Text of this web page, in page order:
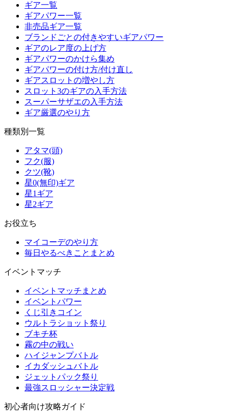
ギア一覧
ギアパワー一覧
非売品ギア一覧
ブランドごとの付きやすいギアパワー
ギアのレア度の上げ方
ギアパワーのかけら集め
ギアパワーの付け方/付け直し
ギアスロットの増やし方
スロット3のギアの入手方法
スーパーサザエの入手方法
ギア厳選のやり方
種類別一覧
アタマ(頭)
フク(服)
クツ(靴)
星0(無印)ギア
星1ギア
星2ギア
お役立ち
マイコーデのやり方
毎日やるべきことまとめ
イベントマッチ
イベントマッチまとめ
イベントパワー
くじ引きコイン
ウルトラショット祭り
ブキチ杯
霧の中の戦い
ハイジャンプバトル
イカダッシュバトル
ジェットパック祭り
最強スロッシャー決定戦
初心者向け攻略ガイド